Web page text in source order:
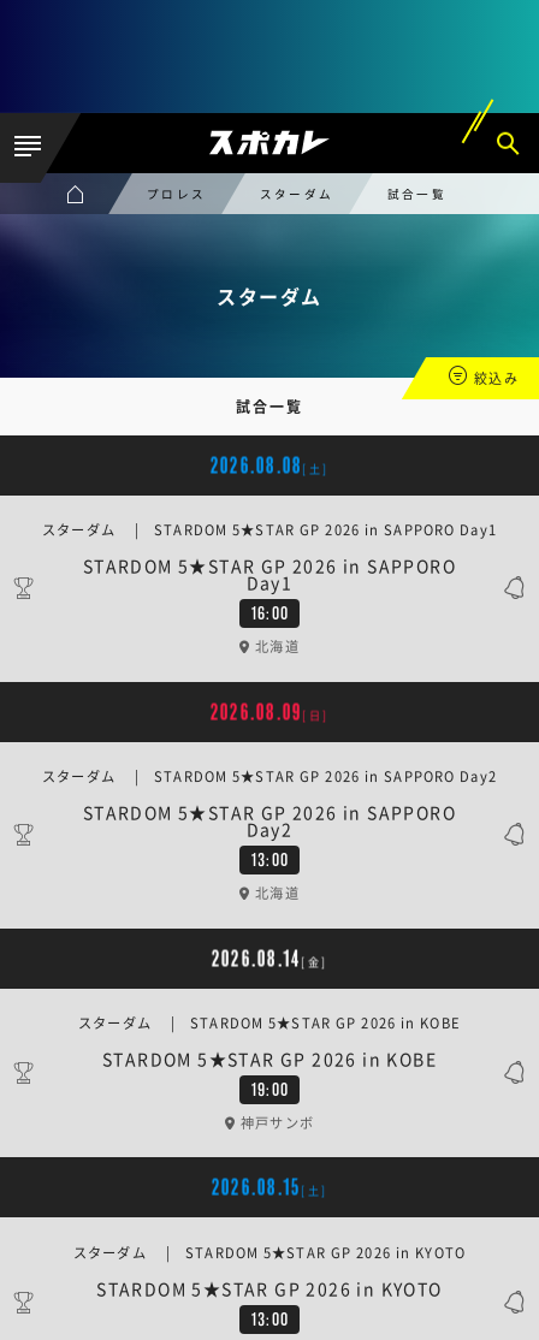
プロレス スターダム 試合一覧
スターダム
試合一覧
絞込み
2026.08.08 [土]
16:00
STARDOM 5★STAR GP 2026 in SAPPORO
Day1
スターダム | STARDOM 5★STAR GP 2026 in SAPPORO Day1
北海道
2026.08.09 [日]
13:00
STARDOM 5★STAR GP 2026 in SAPPORO
Day2
スターダム | STARDOM 5★STAR GP 2026 in SAPPORO Day2
北海道
2026.08.14 [金]
19:00
STARDOM 5★STAR GP 2026 in KOBE
スターダム | STARDOM 5★STAR GP 2026 in KOBE
神戸サンボ
2026.08.15 [土]
13:00
STARDOM 5★STAR GP 2026 in KYOTO
スターダム | STARDOM 5★STAR GP 2026 in KYOTO